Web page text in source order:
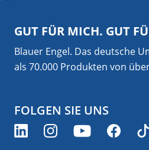
GUT FÜR MICH. GUT
Blauer Engel. Das deutsche
als 70.000 Produkten von
FOLGEN SIE UNS